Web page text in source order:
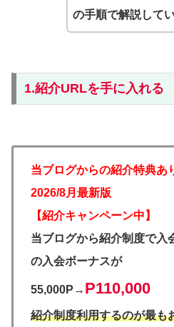
の手順で解説して
1.紹介URLを手に入れる
当ブログからの紹介特典あ
2026/8月最新版
【紹介キャンペーン中】
当ブログから紹介制度で入
の入会ボーナスが
55,000P→ P110,000
紹介制度利用するのが最も